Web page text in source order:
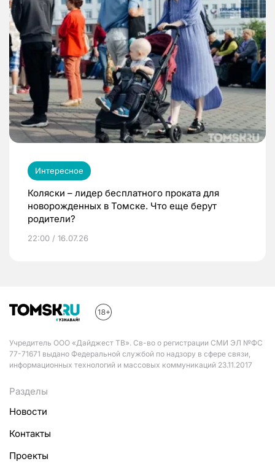
Интересное
Коляски – лидер бесплатного проката для
новорожденных в Томске. Что еще берут
родители?
22:00 / 16.07.26
Учредитель ООО «Дайджест ТВ». Св-во о регистрации СМИ ЭЛ №ФС
77-71671 выдано Федеральной службой по надзору в сфере связи,
информационных технологий и массовых коммуникаций 23.11.2017
Разделы
Новости
Контакты
Проекты